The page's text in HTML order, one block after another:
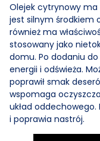
Olejek cytrynowy ma
jest silnym środkiem
również ma
stosowany jako
domu. Po dodaniu
energii i odświeża.
poprawił smak
wspomaga
układ
i poprawia nastrój.